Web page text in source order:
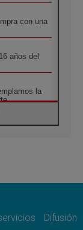
con una
años del
la
la Madre
Difusión